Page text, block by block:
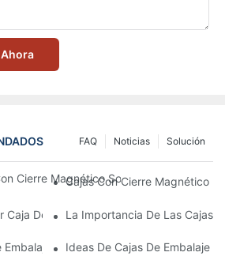
Solución
Noticias
FAQ
Cierre Magnético Son La Mejor Opción
Cajas Con Cierre Magnético
Caja De Embalaje Para Productos De
La Importancia De Las Cajas
Embalaje Para Productos De Cuidado
Ideas De Cajas De Embalaje